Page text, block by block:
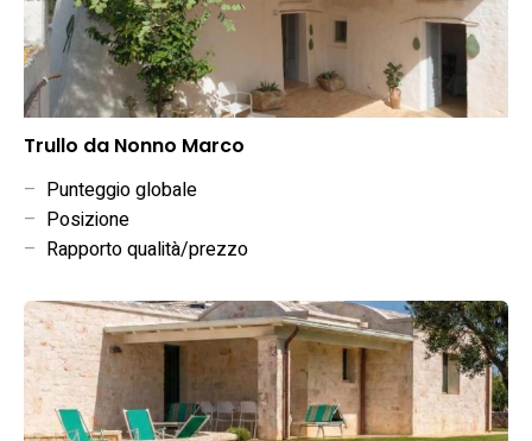
Trullo da Nonno Marco
– Punteggio globale
– Posizione
– Rapporto qualità/prezzo